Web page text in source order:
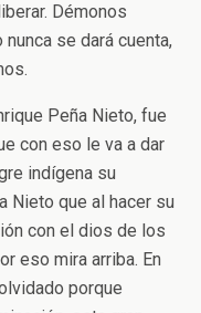
Démonos
se dará cuenta,
Peña Nieto, fue
con eso le va a dar
indígena su
Nieto que al hacer su
con el dios de los
eso mira arriba. En
porque